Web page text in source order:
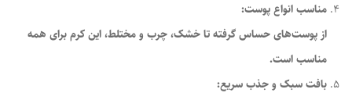
مناسب انواع پوست:
از پوست‌های حساس گرفته تا خشک، چرب و مختلط، این کرم برای همه
مناسب است.
بافت سبک و جذب سریع: